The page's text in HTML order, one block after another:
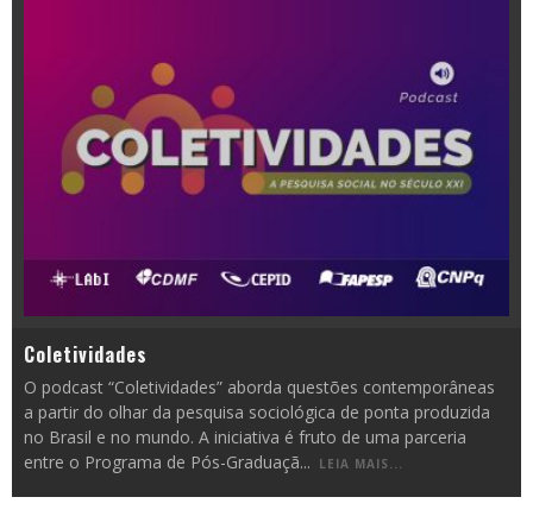
Coletividades
O podcast “Coletividades” aborda questões contemporâneas
a partir do olhar da pesquisa sociológica de ponta produzida
no Brasil e no mundo. A iniciativa é fruto de uma parceria
entre o Programa de Pós-Graduaçã... LEIA MAIS...